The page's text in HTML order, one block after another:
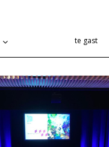
te gast